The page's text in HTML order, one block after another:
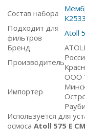
Состав набора
К2533
Подходит для
фильтров
Atoll
Бренд
Производитель
Импортер
ООО
Используется для
осмоса Atoll 575 E